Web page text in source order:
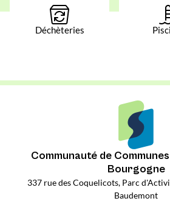
Déchèteries
Communauté de
Bourgogne
337 rue des Coquelicots, Parc
Baudemont